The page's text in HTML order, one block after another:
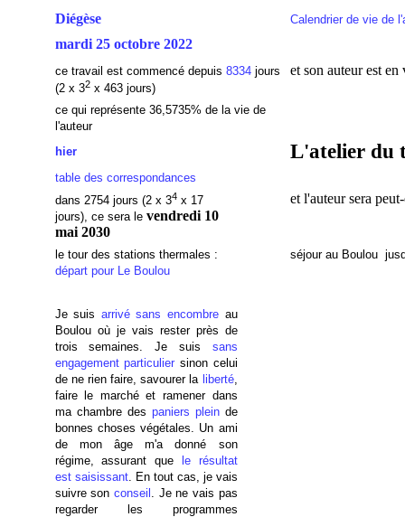
Diégèse Calendrier de vie de
mardi 25 octobre 2022
ce travail est commencé depuis 8334jours
(2 x 32x 463 jours)
et son auteur est
ce qui représente 36,5735% de la vie de
l'auteur
hier
L'atelier du
table des correspondances
dans 2754 jours (2 x 34x 17
jours), ce sera le vendredi 10
mai 2030
et l'auteur sera
le tour des stations thermales :
départ pour Le Boulou
séjour au Boulou
Je suis arrivé sans encombreau
Boulou où je vais rester près de
trois semaines. Je suis sans
engagement particulier sinon celui
de ne rien faire, savourer la liberté,
faire le marché et ramener dans
ma chambre des paniers pleinde
bonnes choses végétales. Un ami
de mon âge m'a donné son
régime, assurant que
le résultat
est saisissant. En tout cas, je vais
suivre son conseil . Je ne vais pas
regarder les programmes